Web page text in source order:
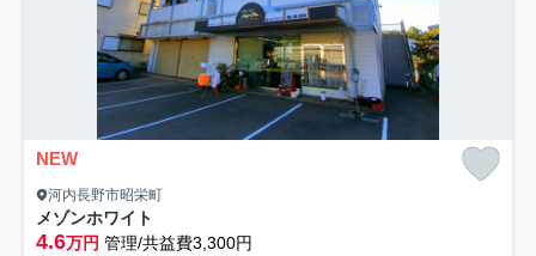
NEW
河内長野市昭栄町
メゾンホワイト
4.6万円 管理/共益費3,300円